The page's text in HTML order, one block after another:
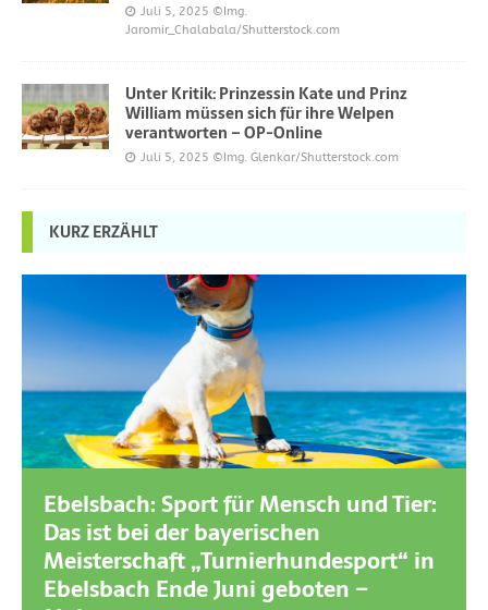
Juli 5, 2025 ©Img.
Jaromir_Chalabala/Shutterstock.com
Unter Kritik: Prinzessin Kate und Prinz
William müssen sich für ihre Welpen
verantworten – OP-Online
Juli 5, 2025 ©Img. Glenkar/Shutterstock.com
KURZ ERZÄHLT
Ebelsbach: Sport für Mensch und Tier:
Das ist bei der bayerischen
Meisterschaft „Turnierhundesport“ in
Ebelsbach Ende Juni geboten –